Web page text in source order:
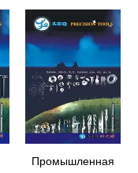
Промышленная